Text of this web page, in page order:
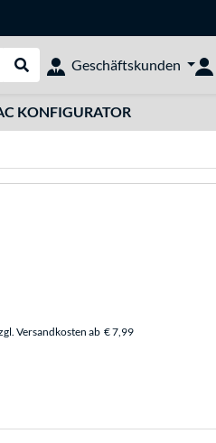
Suche durchführen
Geschäftskunden
KONFIGURATOR
Versandkosten ab € 7,99